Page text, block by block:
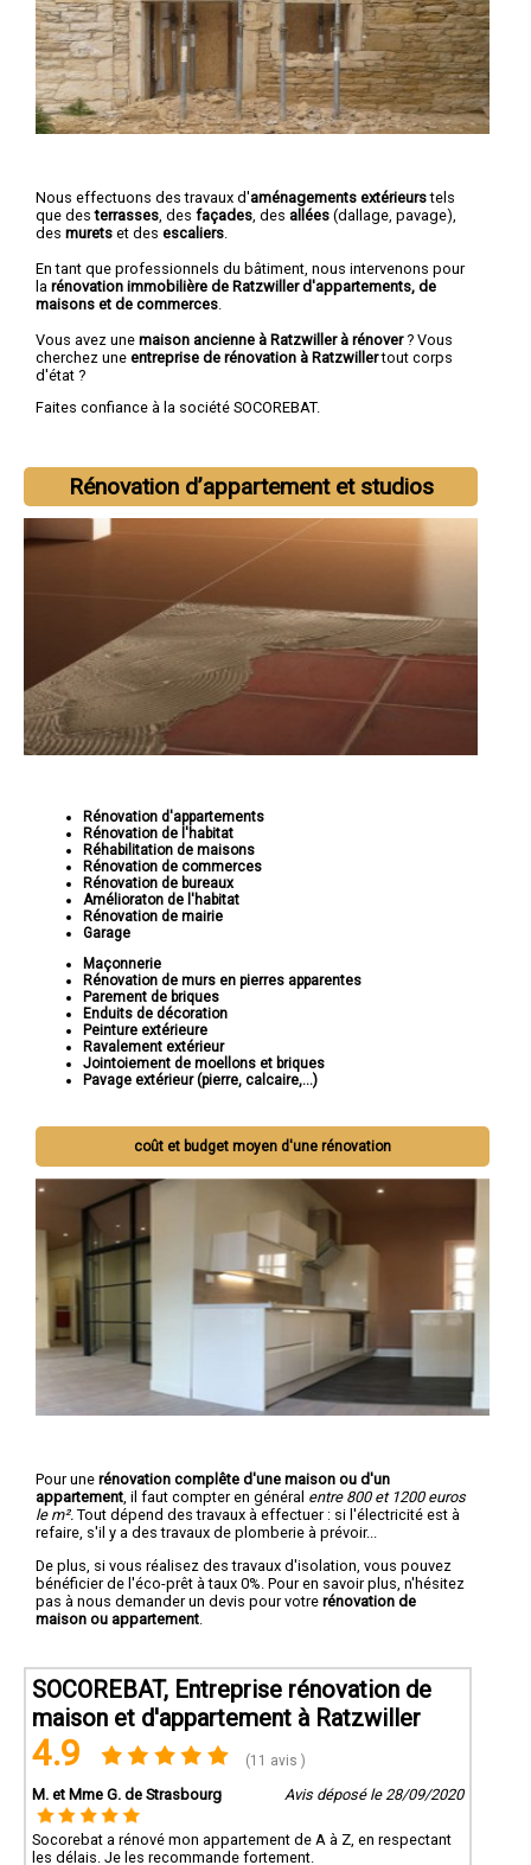
Nous effectuons des travaux d'aménagements extérieurstels
que desterrasses , des façades , des allées (dallage, pavage),
des murets et des escaliers
En tant que professionnels du bâtiment, nous intervenons pour
la rénovation immobilière de Ratzwiller d'appartements, de
maisons et de commerces
Vous avez une maison ancienne à Ratzwiller à rénover? Vous
cherchez une entreprise de rénovation à Ratzwillertout corps
d'état ?
Faites confiance à la société SOCOREBAT.
Rénovation d’appartement et studios
Rénovation d'appartements
Rénovation de l'habitat
Réhabilitation de maisons
Rénovation de commerces
Rénovation de bureaux
Amélioraton de l'habitat
Rénovation de mairie
Garage
Maçonnerie
Rénovation de murs en pierres apparentes
Parement de briques
Enduits de décoration
Peinture extérieure
Ravalement extérieur
Jointoiement de moellons et briques
Pavage extérieur (pierre, calcaire,...)
coût et budget moyen d'une rénovation
Pour une rénovation complête d'une maison ou d'un
appartement , il faut compter en général entre 800 et 1200 euros
le m². Tout dépend des travaux à effectuer : si l'électricité est à
refaire, s'il y a des travaux de plomberie à prévoir...
De plus, si vous réalisez des travaux d'isolation, vous pouvez
bénéficier de l'éco-prêt à taux 0%. Pour en savoir plus, n'hésitez
pas à nous demander un devis pour votre rénovation de
maison ou appartement
SOCOREBAT, Entreprise rénovation de
maison et d'appartement à Ratzwiller
4.9 (11 avis )
M. et Mme G. de Strasbourg Avis déposé le 28/09/2020
Socorebat a rénové mon appartement de A à Z, en respectant
les délais. Je les recommande fortement.